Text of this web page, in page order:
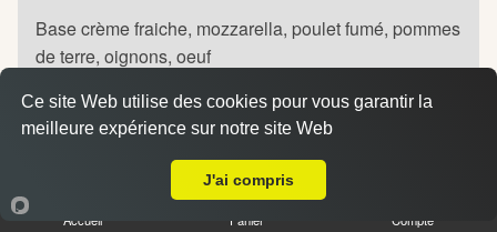
Base crème fraiche, mozzarella, poulet fumé, pommes
de terre, oignons, oeuf
10.00 €
Accueil Panier Compte
Ce site Web utilise des cookies pour vous garantir la
meilleure expérience sur notre site Web
J'ai compris